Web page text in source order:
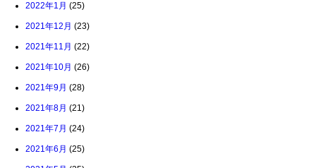
2022年1月 (25)
2021年12月 (23)
2021年11月 (22)
2021年10月 (26)
2021年9月 (28)
2021年8月 (21)
2021年7月 (24)
2021年6月 (25)